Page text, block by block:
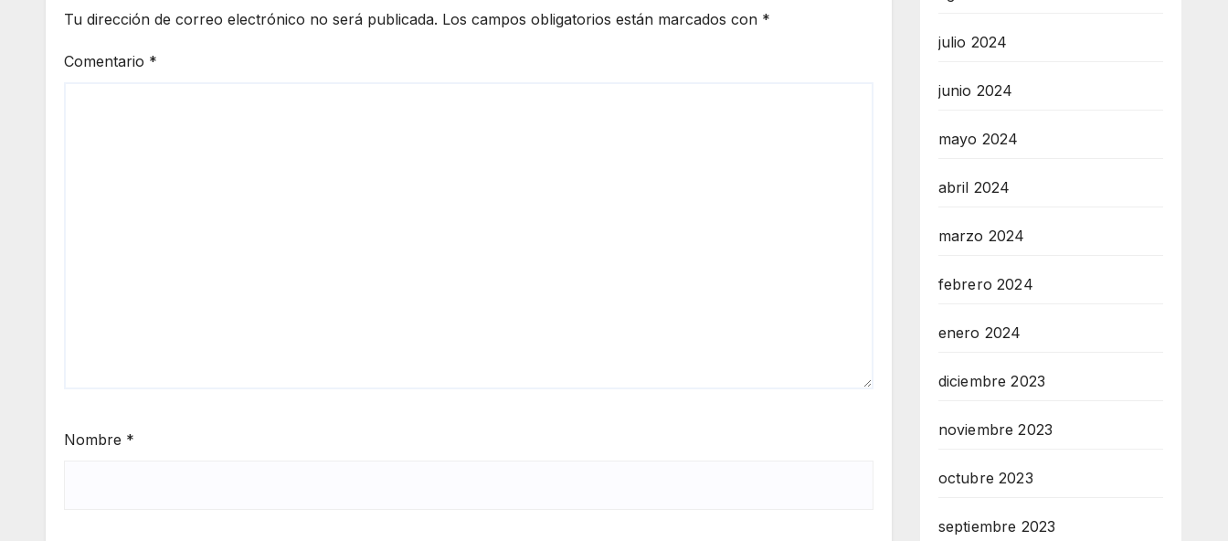
Tu dirección de correo electrónico no será publicada. Los campos obligatorios están marcados con *
Comentario *
Nombre *
julio 2024
junio 2024
mayo 2024
abril 2024
marzo 2024
febrero 2024
enero 2024
diciembre 2023
noviembre 2023
octubre 2023
septiembre 2023